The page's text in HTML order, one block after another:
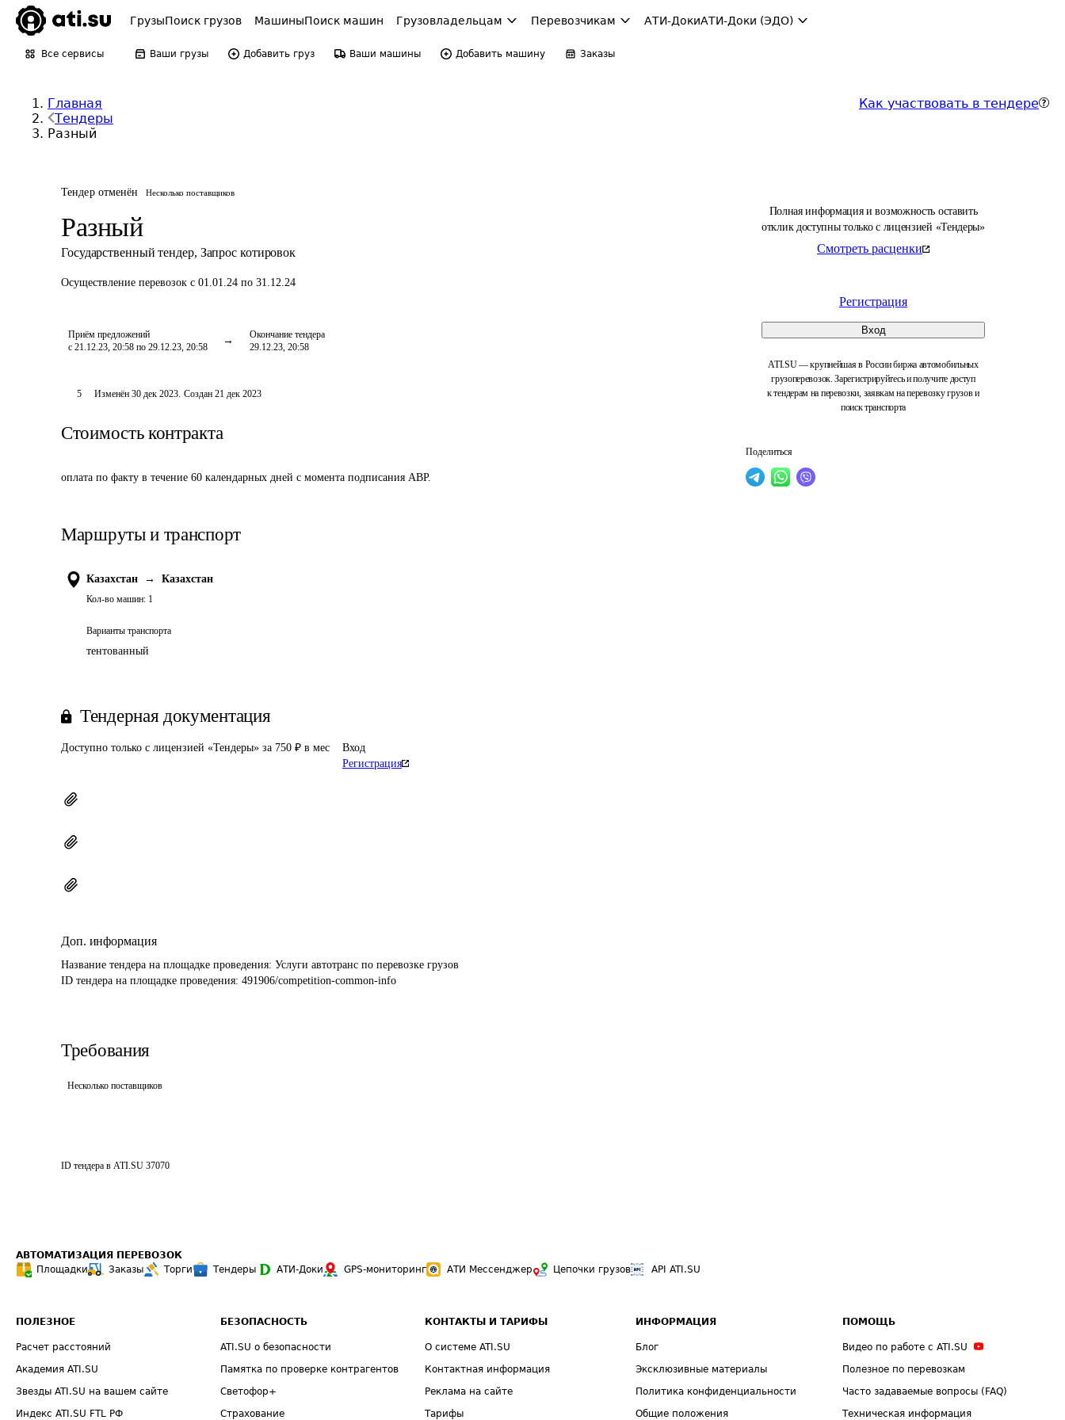
ГрузыПоиск грузов МашиныПоиск машин Грузовладельцам Перевозчикам АТИ-ДокиАТИ-Доки (ЭДО)
Все сервисы Ваши грузы Добавить груз Ваши машины Добавить машину Заказы
Главная
Тендеры
Разный
Как участвовать в тендере
Тендер отменён Несколько поставщиков
Разный
Государственный тендер, Запрос котировок
Осуществление перевозок с 01.01.24 по 31.12.24
Приём предложений
с 21.12.23, 20:58 по 29.12.23, 20:58
Окончание тендера
29.12.23, 20:58
Полная информация и возможность оставить
отклик доступны только с лицензией «Тендеры»
Смотреть расценки
Регистрация
Вход
ATI.SU — крупнейшая в России биржа автомобильных
грузоперевозок. Зарегистрируйтесь и получите доступ
к тендерам на перевозки, заявкам на перевозку грузов и
поиск транспорта
Поделиться
5 Изменён 30 дек 2023. Создан 21 дек 2023
Стоимость контракта
оплата по факту в течение 60 календарных дней с момента подписания АВР.
Маршруты и транспорт
Казахстан → Казахстан
Кол-во машин: 1
Варианты транспорта
тентованный
Тендерная документация
Доступно только с лицензией «Тендеры» за 750 ₽ в мес
Вход
Регистрация
Доп. информация
Название тендера на площадке проведения: Услуги автотранс по перевозке грузов
ID тендера на площадке проведения: 491906/competition-common-info
Требования
Несколько поставщиков
ID тендера в ATI.SU 37070
АВТОМАТИЗАЦИЯ ПЕРЕВОЗОК
Площадки
Заказы Торги Тендеры АТИ-Доки GPS-мониторинг АТИ Мессенджер Цепочки грузов API ATI.SU
ПОЛЕЗНОЕ
Расчет расстояний
Академия ATI.SU
Звезды ATI.SU на вашем сайте
Индекс ATI.SU FTL РФ
БЕЗОПАСНОСТЬ
ATI.SU о безопасности
Памятка по проверке контрагентов
Светофор+
Страхование
КОНТАКТЫ И ТАРИФЫ
О системе ATI.SU
Контактная информация
Реклама на сайте
Тарифы
ИНФОРМАЦИЯ
Блог
Эксклюзивные материалы
Политика конфиденциальности
Общие положения
ПОМОЩЬ
Видео по работе с ATI.SU
Полезное по перевозкам
Часто задаваемые вопросы (FAQ)
Техническая информация